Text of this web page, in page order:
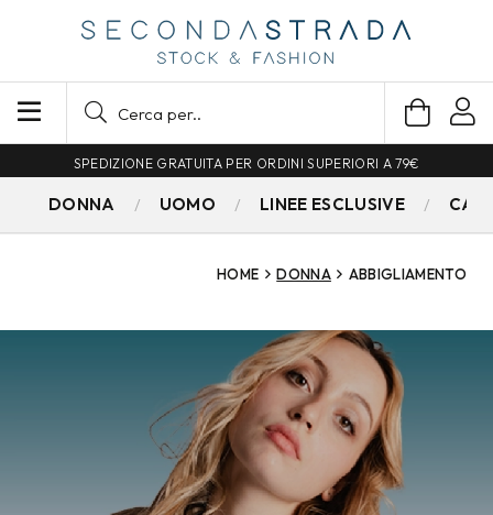
SPEDIZIONE GRATUITA PER ORDINI SUPERIORI A 79€
DONNA UOMO LINEE ESCLUSIVE
HOME DONNA ABBIGLIAMENTO